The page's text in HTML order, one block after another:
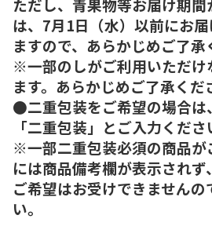
は、7月1日（水）以前にお
ますので、あらかじめご了承
※一部のしがご利用いただけ
ます。あらかじめご了承くだ
●二重包装をご希望の場合は
「二重包装」とご入力くださ
※一部二重包装必須の商品が
には商品備考欄が表示され
ご希望はお受けできませんの
い。